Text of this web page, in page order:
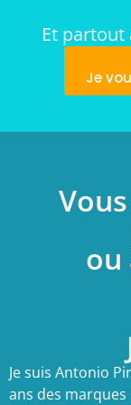
Et partout
Je
ou
Je suis Antonio
ans des marques